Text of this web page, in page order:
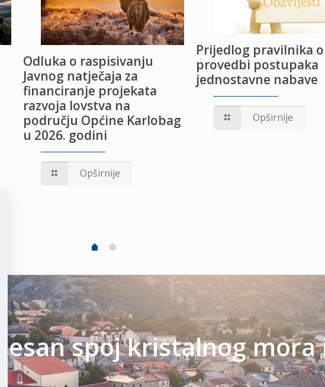
Odluka o raspisivanju
Javnog natječaja za
financiranje projekata
razvoja lovstva na
području Općine Karlobag
u 2026. godini
Opširnije
Prijedlog pravilnika o
provedbi postupaka
jednostavne nabave
Opširnije
spoj kristalnog